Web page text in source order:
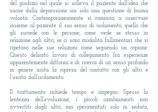
del giudizio nel quale si solleva il paziente dall’idea che
uscire dalla depressione sia solo una questione di buona
volontà. Contemporaneamente si comincia a osservare
insieme al paziente il suo senso di isolamento, quello che
gli succede con le persone, come vede se stesso in
relazione agli altri, se ci sono modalità fallimentari che si
ripetono nelle sue relazioni come seguendo un copione.
Questo delicato lavoro di collegamento fra esperienze
apparentemente difformi e di ricerca di un senso profondo
in genere aiuta la ripresa del contatto con gli altri e
l’uscita dall’isolamento.
Il trattamento richiede tempo e impegno. Spesso la
lentezza dell’evoluzione, i piccoli cambiamenti non
avvertiti dagli altri, ma sperimentati solo in seduta,